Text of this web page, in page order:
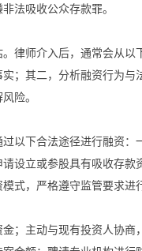
法吸收公众存款罪。
律师介入后，通常会从以
；其二，分析融资行为与
险。
以下合法途径进行融资：
设立或参股具有吸收存款
式，严格遵守监管要求进
；主动与现有投资人协商